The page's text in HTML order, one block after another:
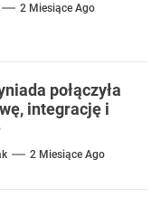
2 Miesiące Ago
połączyła
integrację i
2 Miesiące Ago